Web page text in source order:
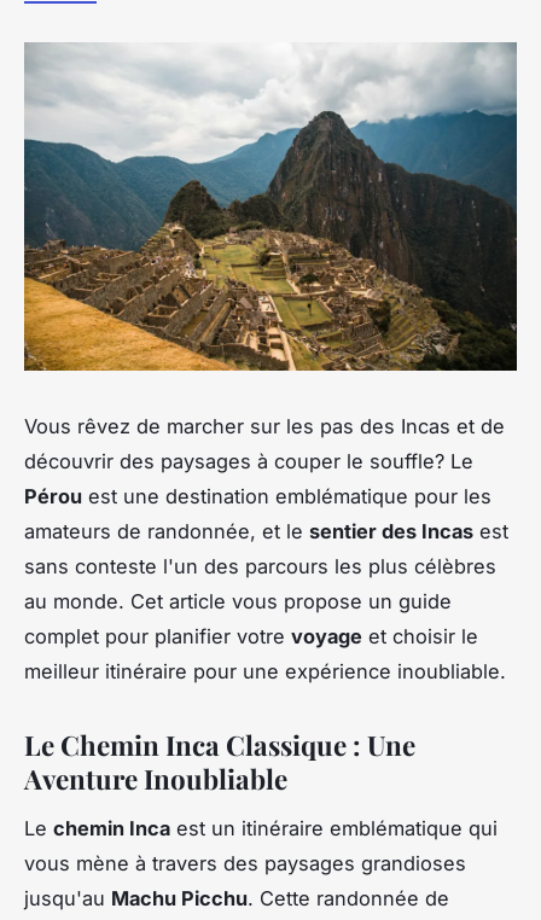
Vous rêvez de marcher sur les pas des Incas et de
découvrir des paysages à couper le souffle? Le
Pérou est une destination emblématique pour les
amateurs de randonnée, et le sentier des Incas est
sans conteste l'un des parcours les plus célèbres
au monde. Cet article vous propose un guide
complet pour planifier votre voyage et choisir le
meilleur itinéraire pour une expérience inoubliable.
Le Chemin Inca Classique : Une
Aventure Inoubliable
Le chemin Inca est un itinéraire emblématique qui
vous mène à travers des paysages grandioses
jusqu'au Machu Picchu. Cette randonnée de